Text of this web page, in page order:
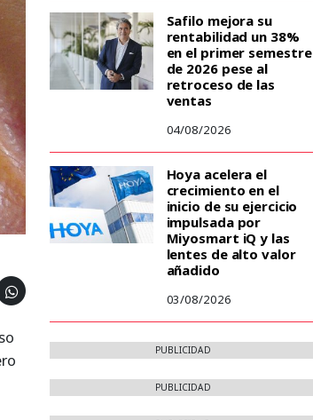
Safilo mejora su
rentabilidad un 38%
en el primer semestre
de 2026 pese al
retroceso de las
ventas
04/08/2026
Hoya acelera el
crecimiento en el
inicio de su ejercicio
impulsada por
Miyosmart iQ y las
lentes de alto valor
añadido
03/08/2026
PUBLICIDAD
PUBLICIDAD